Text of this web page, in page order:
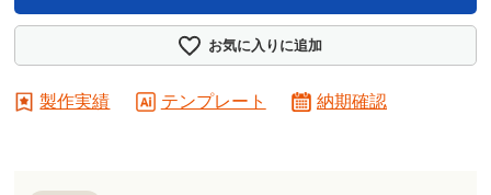
お気に入りに追加
製作実績 テンプレート 納期確認